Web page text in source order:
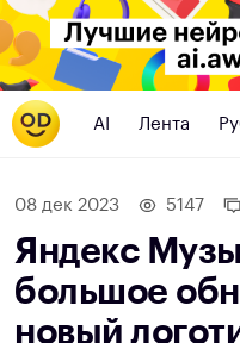
AI Лента
08 дек 2023 5147
Яндекс
большое
новый